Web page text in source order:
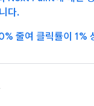
다.
줄여 클릭률이 1%